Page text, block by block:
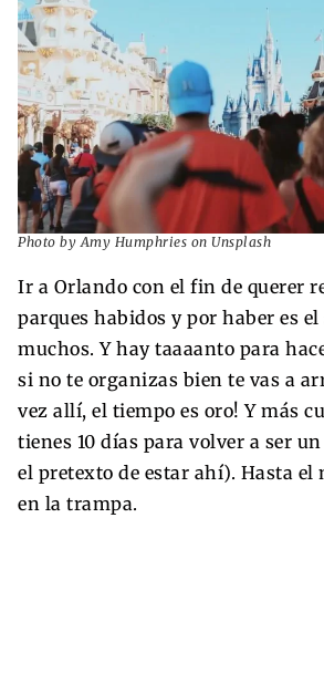
Photo by Amy Humphries on Unsplash
Ir a Orlando con el fin de querer
parques habidos y por haber es el
muchos. Y hay taaaanto para
si no te organizas bien te vas a
vez allí, el tiempo es oro! Y más
tienes 10 días para volver a ser
el pretexto de estar ahí). Hasta el
en la trampa.